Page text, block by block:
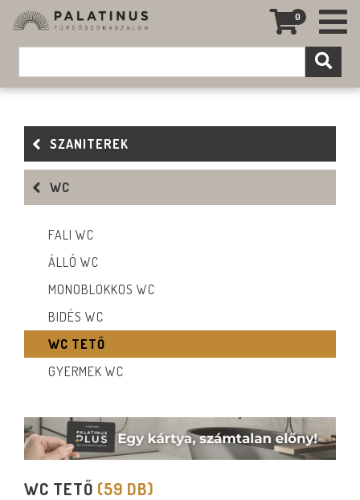
0
SZANITEREK
WC
FALI WC
ÁLLÓ WC
MONOBLOKKOS WC
BIDÉS WC
WC TETŐ
GYERMEK WC
WC TETŐ (59 DB)